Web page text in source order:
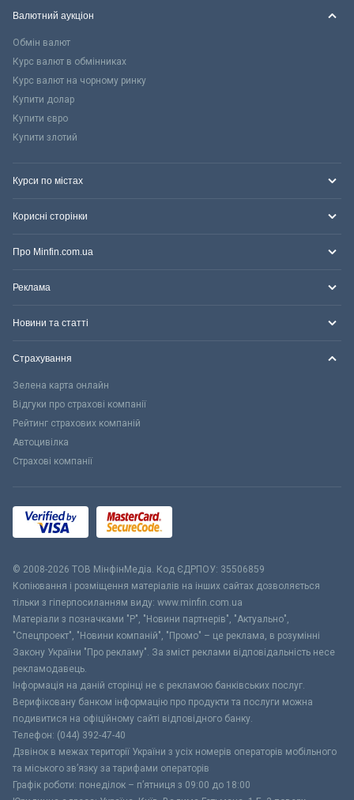
Валютний аукціон
Обмін валют
Курс валют в обмінниках
Курс валют на чорному ринку
Купити долар
Купити євро
Купити злотий
Курси по містах
Корисні сторінки
Про Minfin.com.ua
Реклама
Новини та статті
Страхування
Зелена карта онлайн
Відгуки про страхові компанії
Рейтинг страхових компаній
Автоцивілка
Страхові компанії
© 2008-2026 ТОВ МiнфiнМедiа. Код ЄДРПОУ: 35506859
Копіювання і розміщення матеріалів на інших сайтах дозволяється
тільки з гіперпосиланням виду: www.minfin.com.ua
Матеріали з позначками "Р", "Новини партнерів", "Актуально",
"Спецпроект", "Новини компаній", "Промо" – це реклама, в розумінні
Закону України "Про рекламу". За зміст реклами відповідальність несе
рекламодавець.
Інформація на даній сторінці не є рекламою банківських послуг.
Верифіковану банком інформацію про продукти та послуги можна
подивитися на офіційному сайті відповідного банку.
Телефон: (044) 392-47-40
Дзвінок в межах території України з усіх номерів операторів мобільного
та міського зв’язку за тарифами операторів
Графік роботи: понеділок – п’ятниця з 09:00 до 18:00